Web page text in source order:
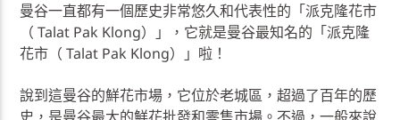
曼谷一直都有一個歷史非常悠久和代表性的「派克隆花市
（ Talat Pak Klong）」，它就是曼谷最知名的「派克隆
花市（ Talat Pak Klong）」啦！
說到這曼谷的鮮花市場，它位於老城區，超過了百年的歷